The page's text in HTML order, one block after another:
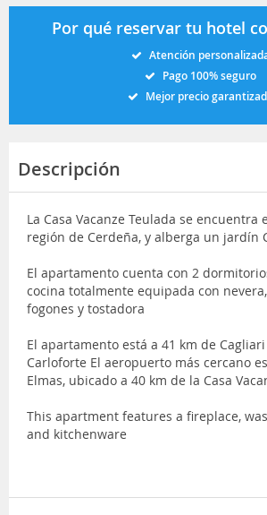
Por qué reservar tu hotel
Atención
Pago 100% seguro
Mejor precio
Descripción
La Casa Vacanze Teulada se encuentra
región de Cerdeña, y alberga un jardín
El apartamento cuenta con 2
cocina totalmente equipada con
fogones y tostadora
El apartamento está a 41 km de
Carloforte El aeropuerto más cercano
Elmas, ubicado a 40 km de la Casa
This apartment features a fireplace,
and kitchenware